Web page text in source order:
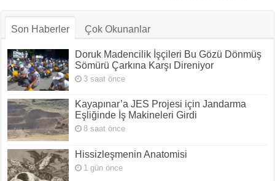
Son Haberler Çok Okunanlar
Doruk Madencilik İşçileri Bu Gözü Dönmüş
Sömürü Çarkına Karşı Direniyor
3 saat önce
Kayapınar’a JES Projesi için Jandarma
Eşliğinde İş Makineleri Girdi
8 saat önce
Hissizleşmenin Anatomisi
1 gün önce